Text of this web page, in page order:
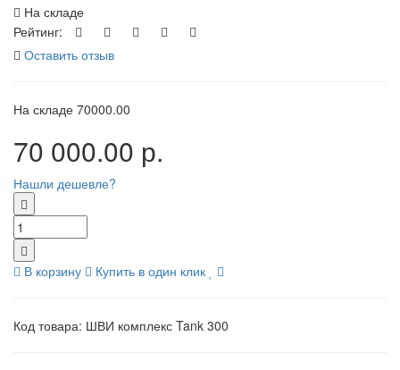
На складе
Рейтинг:
Оставить отзыв
На складе 70000.00
70 000.00 р.
Нашли дешевле?
В корзину Купить в один клик
Код товара: ШВИ комплекс Tank 300